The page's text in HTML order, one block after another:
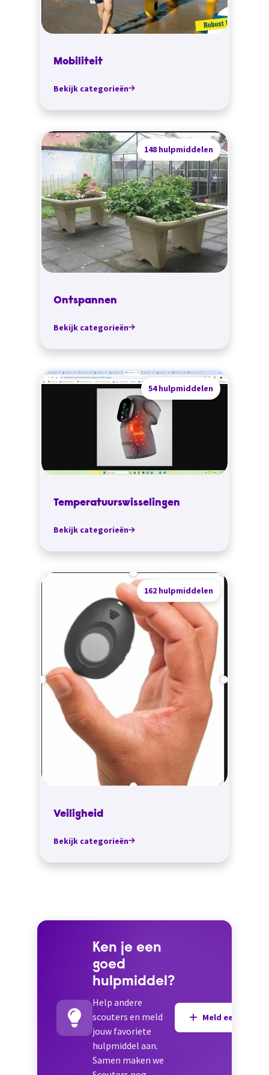
Mobiliteit
Bekijk categorieën
148 hulpmiddelen
Ontspannen
Bekijk categorieën
54 hulpmiddelen
Temperatuurswisselingen
Bekijk categorieën
162 hulpmiddelen
Veiligheid
Bekijk categorieën
Ken je een
goed
hulpmiddel?
Help andere
scouters en meld
jouw favoriete
hulpmiddel aan.
Samen maken we
Meld een